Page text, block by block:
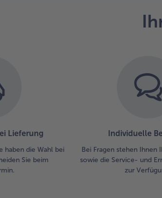
Lieferung
haben die Wahl bei
Sie beim
Individuelle
Bei Fragen stehen Ihnen
sowie die Service- und
zur